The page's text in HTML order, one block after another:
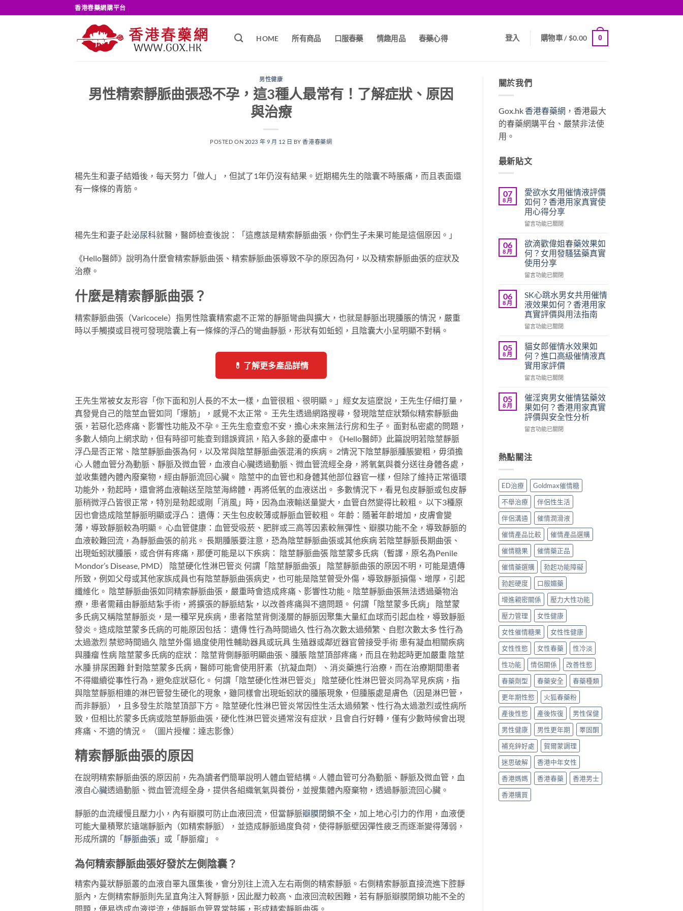
to
香港春藥網購平台
HOME 所有商品 口服春藥 情趣用品 春藥心得 登入 購物車 /$0.00 0
男性健康
男性精索靜脈曲張恐不孕，這3種人最常有！了解症狀、原因
與治療
POSTED ON 2023 年 9 月 12 日 BY香港春藥網
楊先生和妻子結婚後，每天努力「做人」，但試了1年仍沒有結果。近期楊先生的陰囊不時脹痛，而且表面還
有一條條的青筋。
楊先生和妻子赴泌尿科就醫，醫師檢查後說：「這應該是精索靜脈曲張，你們生子未果可能是這個原因。」
《Hello醫師》說明為什麼會精索靜脈曲張、精索靜脈曲張導致不孕的原因為何，以及精索靜脈曲張的症狀及
治療。
什麼是精索靜脈曲張？
精索靜脈曲張（Varicocele）指男性陰囊精索處不正常的靜脈彎曲與擴大，也就是靜脈出現腫脹的情況，嚴重
時以手觸摸或目視可發現陰囊上有一條條的浮凸的彎曲靜脈，形狀有如蚯蚓，且陰囊大小呈明顯不對稱。
💊 了解更多產品詳情
王先生常被女友形容「你下面和別人長的不太一樣，血管很粗、很明顯。」經女友這麼說，王先生仔細打量，
真發覺自己的陰莖血管如同「爆筋」，感覺不太正常。 王先生透過網路搜尋，發現陰莖症狀類似精索靜脈曲
張，若惡化恐疼痛、影響性功能及不孕。王先生愈查愈不安，擔心未來無法行房和生子。 面對私密處的問題，
多數人傾向上網求助，但有時卻可能查到錯誤資訊，陷入多餘的憂慮中。《Hello醫師》此篇說明若陰莖靜脈
浮凸是否正常、陰莖靜脈曲張為何，以及常與陰莖靜脈曲張混淆的疾病。 2情況下陰莖靜脈腫脹變粗，毋須擔
心 人體血管分為動脈、靜脈及微血管，血液自心臟透過動脈、微血管流經全身，將氧氣與養分送往身體各處，
並收集體內體內廢棄物，經由靜脈流回心臟。 陰莖中的血管也和身體其他部位器官一樣，但除了維持正常循環
功能外，勃起時，還會將血液輸送至陰莖海綿體，再將低氧的血液送出。 多數情況下，看見包皮靜脈或包皮靜
脈稍微浮凸皆很正常，特別是勃起或剛「消風」時，因為血液輸送量變大，血管自然變得比較粗。 以下3種原
因也會造成陰莖靜脈明顯或浮凸： 遺傳：天生包皮較薄或靜脈血管較粗。 年齡：隨著年齡增加，皮膚會變
薄，導致靜脈較為明顯。 心血管健康：血管受吸菸、肥胖或三高等因素較無彈性、瓣膜功能不全，導致靜脈的
血液較難回流，為靜脈曲張的前兆。 長期腫脹要注意，恐為陰莖靜脈曲張或其他疾病 若陰莖靜脈長期曲張、
出現蚯蚓狀腫脹，或合併有疼痛，那便可能是以下疾病： 陰莖靜脈曲張 陰莖蒙多氏病（暫譯，原名為Penile
Mondor’s Disease, PMD） 陰莖硬化性淋巴管炎 何謂「陰莖靜脈曲張」 陰莖靜脈曲張的原因不明，可能是遺傳
所致，例如父母或其他家族成員也有陰莖靜脈曲張病史，也可能是陰莖曾受外傷，導致靜脈損傷、增厚，引起
纖維化。 陰莖靜脈曲張如同精索靜脈曲張，嚴重時會造成疼痛、影響性功能。陰莖靜脈曲張無法透過藥物治
療，患者需藉由靜脈結紮手術，將擴張的靜脈結紮，以改善疼痛與不適問題。 何謂「陰莖蒙多氏病」 陰莖蒙
多氏病又稱陰莖靜脈炎，是一種罕見疾病，患者陰莖背側淺層的靜脈因聚集大量紅血球而引起血栓，導致靜脈
發炎。造成陰莖蒙多氏病的可能原因包括： 遺傳 性行為時間過久 性行為次數太過頻繁、自慰次數太多 性行為
太過激烈 禁慾時間過久 陰莖外傷 過度使用性輔助器具或玩具 生殖器或鄰近器官曾接受手術 患有凝血相關疾病
與腫瘤 性病 陰莖蒙多氏病的症狀： 陰莖背側靜脈明顯曲張、腫脹 陰莖頂部疼痛，而且在勃起時更加嚴重 陰莖
水腫 排尿困難 針對陰莖蒙多氏病，醫師可能會使用肝素（抗凝血劑）、消炎藥進行治療，而在治療期間患者
不得繼續從事性行為，避免症狀惡化。 何謂「陰莖硬化性淋巴管炎」 陰莖硬化性淋巴管炎同為罕見疾病，指
與陰莖靜脈相連的淋巴管發生硬化的現象，雖同樣會出現蚯蚓狀的腫脹現象，但腫脹處是膚色（因是淋巴管，
而非靜脈），且多發生於陰莖頂部下方。 陰莖硬化性淋巴管炎常因性生活太過頻繁、性行為太過激烈或性病所
致，但相比於蒙多氏病或陰莖靜脈曲張，硬化性淋巴管炎通常沒有症狀，且會自行好轉，僅有少數時候會出現
疼痛、不適的情況。 （圖片授權：達志影像）
精索靜脈曲張的原因
在說明精索靜脈曲張的原因前，先為讀者們簡單說明人體血管結構。人體血管可分為動脈、靜脈及微血管，血
液自心臟透過動脈、微血管流經全身，提供各組織氧氣與養份，並搜集體內廢棄物，透過靜脈流回心臟。
靜脈的血流緩慢且壓力小，內有瓣膜可防止血液回流，但當靜脈瓣膜閉鎖不全 ，加上地心引力的作用，血液便
可能大量積聚於遠端靜脈內（如精索靜脈），並造成靜脈過度負荷，使得靜脈壁因彈性疲乏而逐漸變得薄弱，
形成所謂的「靜脈曲張 」或「靜脈瘤」。
為何精索靜脈曲張好發於左側陰囊？
精索內蔓狀靜脈叢的血液自睪丸匯集後，會分別往上流入左右兩側的精索靜脈。右側精索靜脈直接流進下腔靜
脈內，左側精索靜脈則先呈直角注入腎靜脈，因此壓力較高、血液回流較困難，若有靜脈瓣膜閉鎖功能不全的
問題，便易造成血液逆流，使靜脈血管異常鼓脹，形成精索靜脈曲張。
關於我們
Gox.hk香港春藥網 ，香港最大
的春藥網購平台、嚴禁非法使
用。
最新貼文
07
8 月
愛欲水女用催情液評價
如何？香港用家真實使
用心得分享
在
欲
水
女
用
催
液
評
價
如
何？
港
用
家
真
實
用
心
得
分
享〉
留言功能已關閉
06
8 月
欲滴歡偉姐春藥效果如
何？女用發騷猛藥真實
使用分享
在
滴
歡
偉
姐
春
效
果
如
何？
女
發
騷
猛
藥
真
用
中
留言功能已關閉
06
8 月
SK心跳水男女共用催情
液效果如何？香港用家
真實評價與用法指南
在
心
跳
水
男
女
用
催
情
液
效
何？
用
家
真
實
評
價
與
用
法
指
南〉
中
留言功能已關閉
05
8 月
貓女郎催情水效果如
何？進口高級催情液真
實用家評價
在
女
郎
催
情
水
如
口
高
級
催
情
液
真
實
用
家
評
價〉
中
留言功能已關閉
05
8 月
催淫爽男女催情猛藥效
果如何？香港用家真實
評價與安全性分析
在
爽
男
催
猛
藥
效
果
如
何？
香
港
用
家
真
實
評
價
與
安
全
性
分
析〉
中
留言功能已關閉
熱點關注
ED治療
Goldmax催情糖
不舉治療
伴侶性生活
伴侶溝通
催情潤滑液
催情產品比較
催情產品選購
催情糖果
催情藥正品
催情藥選購
勃起功能障礙
勃起硬度
口服媚藥
增進親密關係
壓力大性功能
壓力管理
女性健康
女性催情糖果
女性性健康
女性性慾
女性春藥
性冷淡
性功能
情侶關係
改善性慾
春藥劑型
春藥安全
春藥種類
更年期性慾
火狐春藥粉
產後性慾
產後恢復
男性保健
男性健康
男性更年期
睪固酮
補充鋅好處
賀爾蒙調理
迷思破解
香港中年女性
香港媽媽
香港春藥
香港男士
香港購買